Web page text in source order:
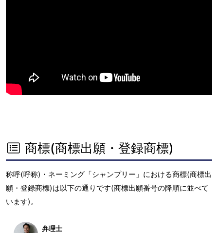
商標(商標出願・登録商標)
称呼(呼称)・ネーミング「シャンプリー」における商標(商標出
願・登録商標)は以下の通りです(商標出願番号の降順に並べて
います)。
弁理士